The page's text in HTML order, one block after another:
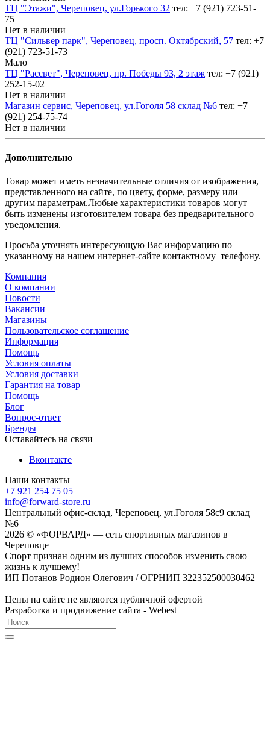
ТЦ "Этажи", Череповец, ул.Горького 32 тел: +7 (921) 723-51-
75
Нет в наличии
ТЦ "Сильвер парк", Череповец, просп. Октябрский, 57 тел: +7
(921) 723-51-73
Мало
ТЦ "Рассвет", Череповец, пр. Победы 93, 2 этаж тел: +7 (921)
252-15-02
Нет в наличии
Магазин сервис, Череповец, ул.Гоголя 58 склад №6 тел: +7
(921) 254-75-74
Нет в наличии
Дополнительно
Товар может иметь незначительные отличия от изображения,
представленного на сайте, по цвету, форме, размеру или
другим параметрам.Любые характеристики товаров могут
быть изменены изготовителем товара без предварительного
уведомления.
Просьба уточнять интересующую Вас информацию по
указанному на нашем интернет-сайте контактному телефону.
Компания
О компании
Новости
Вакансии
Магазины
Пользовательское соглашение
Информация
Помощь
Условия оплаты
Условия доставки
Гарантия на товар
Помощь
Блог
Вопрос-ответ
Бренды
Оставайтесь на связи
Вконтакте
Наши контакты
+7 921 254 75 05
info@forward-store.ru
Центральный офис-склад, Череповец, ул.Гоголя 58с9 склад
№6
2026 © «ФОРВАРД» — сеть спортивных магазинов в
Череповце
Спорт признан одним из лучших способов изменить свою
жизнь к лучшему!
ИП Потанов Родион Олегович / ОГРНИП 322352500030462
Цены на сайте не являются публичной офертой
Разработка и продвижение сайта - Webest